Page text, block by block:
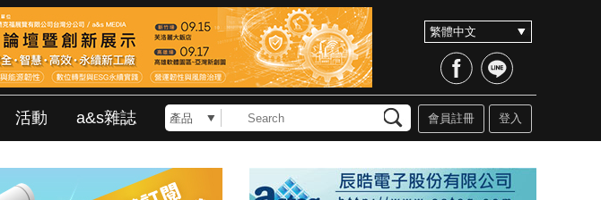
活動 a&s雜誌 登入
會員註冊